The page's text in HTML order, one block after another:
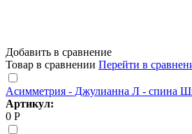
Добавить в сравнение
Товар в сравнении Перейти в
Асимметрия - Джулианна Л - спина
Артикул:
0 Р